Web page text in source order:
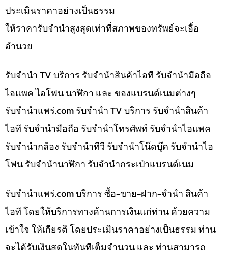
ประเมินราคาอย่างเป็นธรรม
ให้ราคารับจำนำสูงสุดเท่าที่สภาพของทรัพย์จะเอื้อ
อำนวย
รับจำนำ TV บริการ รับจำนำสินค้าไอที รับจำนำมือถือ
ไอแพค ไอโฟน นาฬิกา และ ของแบรนด์เนมต่างๆ
รับจํานําแพร่.com รับจำนำ TV บริการ รับจำนำสินค้า
ไอที รับจำนำมือถือ รับจำนำโทรศัพท์ รับจำนำไอแพค
รับจำนำกล้อง รับจำนำทีวี รับจำนำโน๊ดบุ๊ค รับจำนำไอ
โฟน รับจำนำนาฬิกา รับจำนำกระเป๋าแบรนด์เนม
รับจํานําแพร่.com บริการ ซื้อ-ขาย-ฝาก-จำนำ สินค้า
ไอที โดยให้บริการทางด้านการเงินแก่ท่าน ด้วยความ
เข้าใจ ให้เกียรติ โดยประเมินราคาอย่างเป็นธรรม ท่าน
จะได้รับเงินสดในทันทีเต็มจำนวน และ ท่านสามารถ